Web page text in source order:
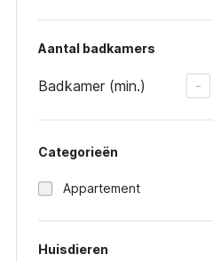
Aantal badkamers
Badkamer (min.) -
Categorieën
Appartement
Huisdieren